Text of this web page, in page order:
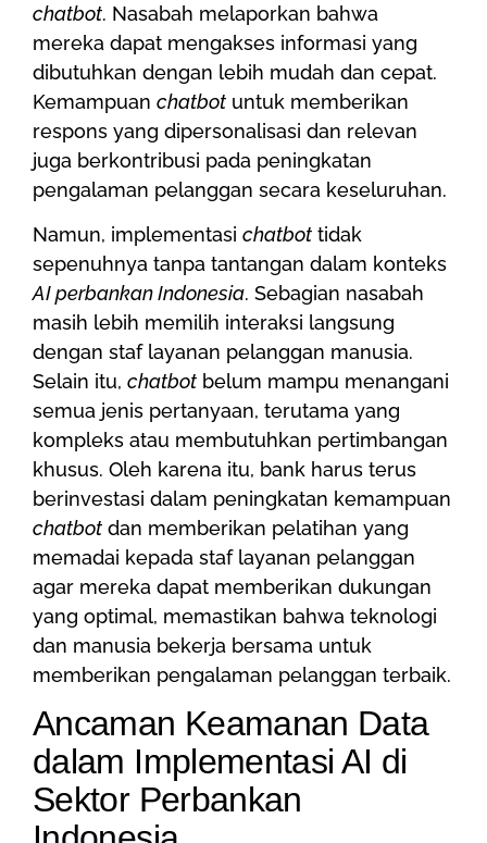
chatbot. Nasabah melaporkan bahwa
mereka dapat mengakses informasi yang
dibutuhkan dengan lebih mudah dan cepat.
Kemampuan chatbot untuk memberikan
respons yang dipersonalisasi dan relevan
juga berkontribusi pada peningkatan
pengalaman pelanggan secara keseluruhan.
Namun, implementasi chatbot tidak
sepenuhnya tanpa tantangan dalam konteks
AI perbankan Indonesia. Sebagian nasabah
masih lebih memilih interaksi langsung
dengan staf layanan pelanggan manusia.
Selain itu, chatbot belum mampu menangani
semua jenis pertanyaan, terutama yang
kompleks atau membutuhkan pertimbangan
khusus. Oleh karena itu, bank harus terus
berinvestasi dalam peningkatan kemampuan
chatbot dan memberikan pelatihan yang
memadai kepada staf layanan pelanggan
agar mereka dapat memberikan dukungan
yang optimal, memastikan bahwa teknologi
dan manusia bekerja bersama untuk
memberikan pengalaman pelanggan terbaik.
Ancaman Keamanan Data
dalam Implementasi AI di
Sektor Perbankan